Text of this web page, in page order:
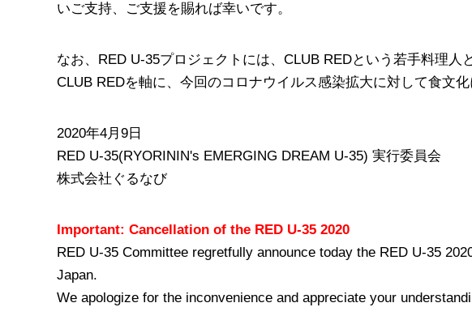
いご支持、ご支援を賜れば幸いです。
なお、RED U-35プロジェクトには、CLUB REDという若手料理
CLUB REDを軸に、今回のコロナウイルス感染拡大に対して食文
2020年4月9日
RED U-35(RYORININ's EMERGING DREAM U-35) 実行委員会
株式会社ぐるなび
Important: Cancellation of the RED U-35 2020
RED U-35 Committee regretfully announce today the RED U-35
Japan.
We apologize for the inconvenience and appreciate your